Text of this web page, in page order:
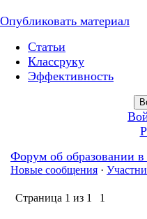
Опубликовать материал
Статьи
Классруку
Эффективность
Форум об образовании
Новые сообщения ·
Страница 1 из 1 1